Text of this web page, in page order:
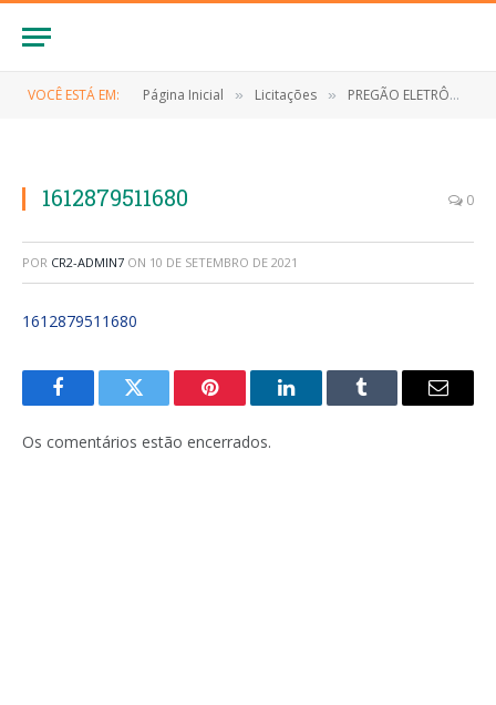
VOCÊ ESTÁ EM: Página Inicial » Licitações » PREGÃO ELETRÔNICO Nº 004/2021-SRP (EVENTUAL CONTRATAÇÃO DE EMPRESA ESPECIALIZADA PARA FORNECIMENTO DE ÁGUA MINERAL, VASILHAME DE 20 LITROS)
1612879511680 0
POR CR2-ADMIN7 ON 10 DE SETEMBRO DE 2021
1612879511680
FacebookTwitter Pinterest LinkedInTumblr
E-
Os comentários estão encerrados.